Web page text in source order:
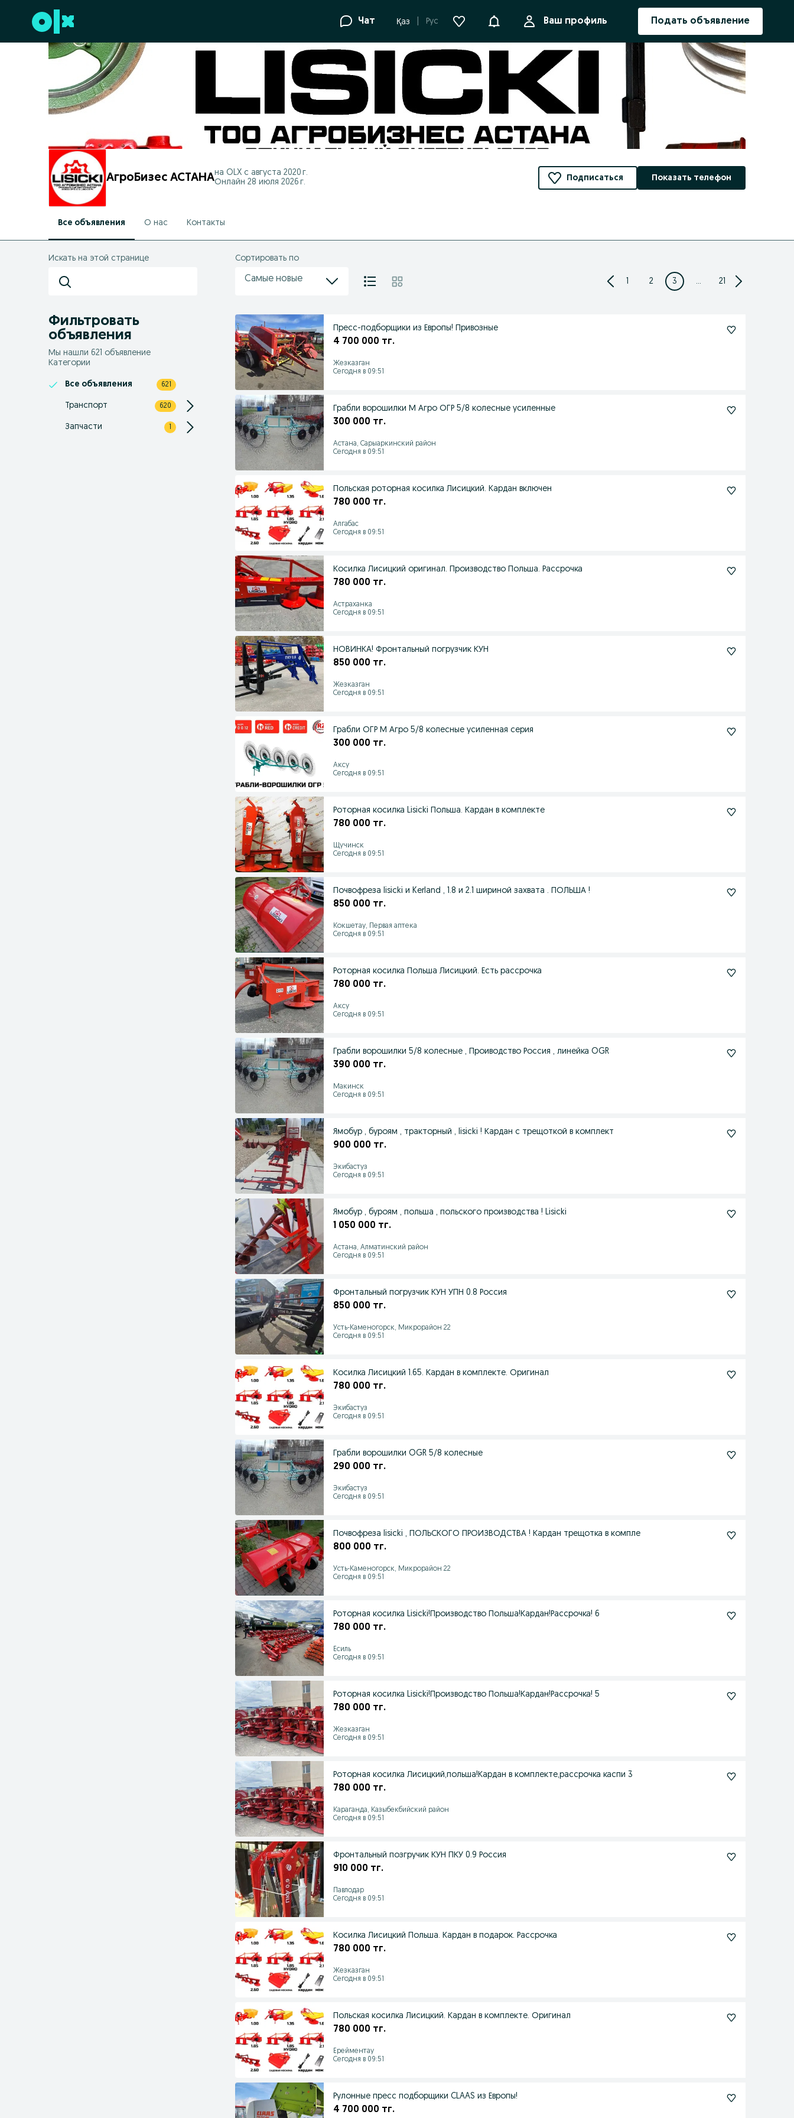
Перейти к нижнему колонтитулу Чат Қаз Рус УведомленияВаш профиль Подать объявление
АгроБизес АСТАНАна OLX с августа 2020 г.
Онлайн 28 июля 2026 г.
Подписаться Показать телефон
Все объявления О нас Контакты
Искать на этой странице
Фильтровать
объявления
Мы нашли 621 объявление
Категории
Все объявления 621
Транспорт 620
Запчасти 1
Сортировать по
Самые новые 1 2 3 ... 21
Пресс-подборщики из Европы! Привозные
4 700 000 тг.
Жезказган
Сегодня в 09:51
Грабли ворошилки М Агро ОГР 5/8 колесные усиленные
300 000 тг.
Астана, Сарыаркинский район
Сегодня в 09:51
Польская роторная косилка Лисицкий. Кардан включен
780 000 тг.
Алгабас
Сегодня в 09:51
Косилка Лисицкий оригинал. Производство Польша. Рассрочка
780 000 тг.
Астраханка
Сегодня в 09:51
НОВИНКА! Фронтальный погрузчик КУН
850 000 тг.
Жезказган
Сегодня в 09:51
Грабли ОГР М Агро 5/8 колесные усиленная серия
300 000 тг.
Аксу
Сегодня в 09:51
Роторная косилка Lisicki Польша. Кардан в комплекте
780 000 тг.
Щучинск
Сегодня в 09:51
Почвофреза lisicki и Kerland , 1.8 и 2.1 шириной захвата . ПОЛЬША !
850 000 тг.
Кокшетау, Первая аптека
Сегодня в 09:51
Роторная косилка Польша Лисицкий. Есть рассрочка
780 000 тг.
Аксу
Сегодня в 09:51
Грабли ворошилки 5/8 колесные , Проиводство Россия , линейка OGR
390 000 тг.
Макинск
Сегодня в 09:51
Ямобур , буроям , тракторный , lisicki ! Кардан с трещоткой в комплект
900 000 тг.
Экибастуз
Сегодня в 09:51
Ямобур , буроям , польша , польского производства ! Lisicki
1 050 000 тг.
Астана, Алматинский район
Сегодня в 09:51
Фронтальный погрузчик КУН УПН 0.8 Россия
850 000 тг.
Усть-Каменогорск, Микрорайон 22
Сегодня в 09:51
Косилка Лисицкий 1.65. Кардан в комплекте. Оригинал
780 000 тг.
Экибастуз
Сегодня в 09:51
Грабли ворошилки OGR 5/8 колесные
290 000 тг.
Экибастуз
Сегодня в 09:51
Почвофреза lisicki , ПОЛЬСКОГО ПРОИЗВОДСТВА ! Кардан трещотка в компле
800 000 тг.
Усть-Каменогорск, Микрорайон 22
Сегодня в 09:51
Роторная косилка Lisicki!Производство Польша!Кардан!Рассрочка! 6
780 000 тг.
Есиль
Сегодня в 09:51
Роторная косилка Lisicki!Производство Польша!Кардан!Рассрочка! 5
780 000 тг.
Жезказган
Сегодня в 09:51
Роторная косилка Лисицкий,польша!Кардан в комплекте,рассрочка каспи 3
780 000 тг.
Караганда, Казыбекбийский район
Сегодня в 09:51
Фронтальный позгручик КУН ПКУ 0.9 Россия
910 000 тг.
Павлодар
Сегодня в 09:51
Косилка Лисицкий Польша. Кардан в подарок. Рассрочка
780 000 тг.
Жезказган
Сегодня в 09:51
Польская косилка Лисицкий. Кардан в комплекте. Оригинал
780 000 тг.
Ерейментау
Сегодня в 09:51
Рулонные пресс подборщики CLAAS из Европы!
4 700 000 тг.